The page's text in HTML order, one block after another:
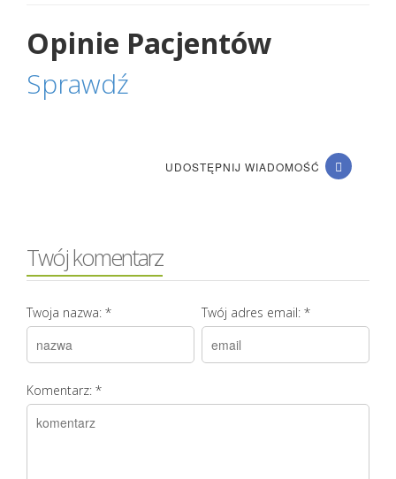
Opinie Pacjentów
Sprawdź
UDOSTĘPNIJ WIADOMOŚĆ
Twój komentarz
Twoja nazwa: * Twój adres email: *
Komentarz: *